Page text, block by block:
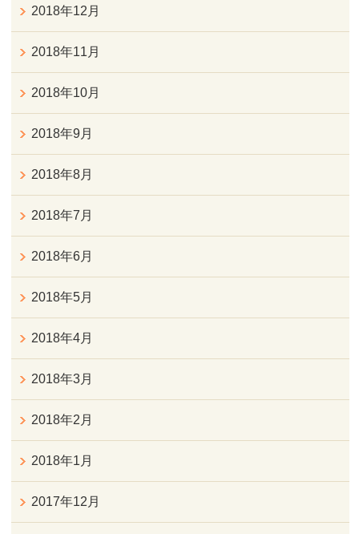
2018年12月
2018年11月
2018年10月
2018年9月
2018年8月
2018年7月
2018年6月
2018年5月
2018年4月
2018年3月
2018年2月
2018年1月
2017年12月